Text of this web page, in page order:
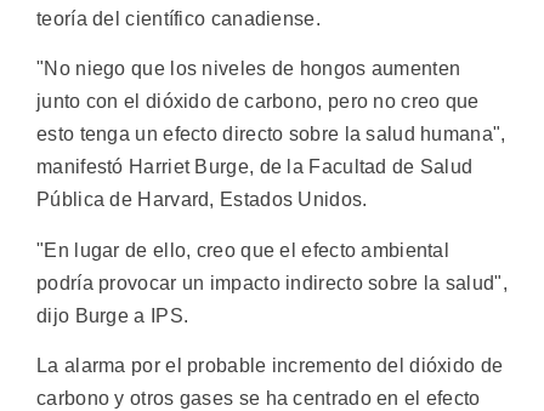
teoría del científico canadiense.
"No niego que los niveles de hongos aumenten
junto con el dióxido de carbono, pero no creo que
esto tenga un efecto directo sobre la salud humana",
manifestó Harriet Burge, de la Facultad de Salud
Pública de Harvard, Estados Unidos.
"En lugar de ello, creo que el efecto ambiental
podría provocar un impacto indirecto sobre la salud",
dijo Burge a IPS.
La alarma por el probable incremento del dióxido de
carbono y otros gases se ha centrado en el efecto